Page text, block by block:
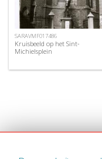
SARAVMF017486
Kruisbeeld op het Sint-
Michielsplein